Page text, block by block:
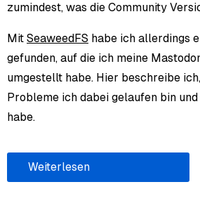
zumindest, was die Community
Mit SeaweedFS habe ich allerdings
gefunden, auf die ich meine
umgestellt habe. Hier beschreibe
Probleme ich dabei gelaufen bin
habe.
Weiterlesen